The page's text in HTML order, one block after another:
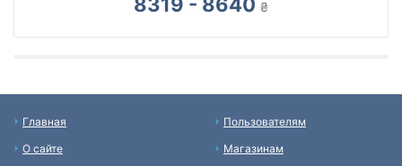
₴
Главная
О сайте
Пользователям
Магазинам